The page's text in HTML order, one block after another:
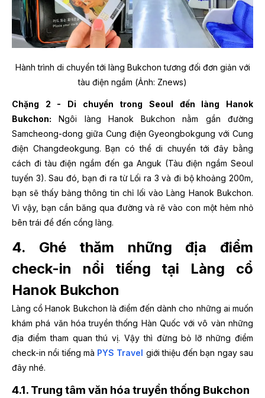
Hành trình di chuyển tới làng Bukchon tương đối đơn giản với
tàu điện ngầm (Ảnh: Znews)
Chặng 2 - Di chuyển trong Seoul đến làng Hanok
Bukchon: Ngôi làng Hanok Bukchon nằm gần đường
Samcheong-dong giữa Cung điện Gyeongbokgung với Cung
điện Changdeokgung. Bạn có thể di chuyển tới đây bằng
cách đi tàu điện ngầm đến ga Anguk (Tàu điện ngầm Seoul
tuyến 3). Sau đó, bạn đi ra từ Lối ra 3 và đi bộ khoảng 200m,
bạn sẽ thấy bảng thông tin chỉ lối vào Làng Hanok Bukchon.
Vì vậy, bạn cần băng qua đường và rẽ vào con một hẻm nhỏ
bên trái để đến cổng làng.
4. Ghé thăm những địa điểm
check-in nổi tiếng tại Làng cổ
Hanok Bukchon
Làng cổ Hanok Bukchon là điểm đến dành cho những ai muốn
khám phá văn hóa truyền thống Hàn Quốc với vô vàn những
địa điểm tham quan thú vị. Vậy thì đừng bỏ lỡ những điểm
check-in nổi tiếng mà PYS Travel giới thiệu đến bạn ngay sau
đây nhé.
4.1. Trung tâm văn hóa truyền thống Bukchon